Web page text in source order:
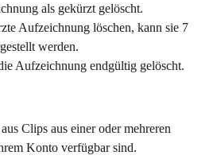
als gekürzt gelöscht.
Aufzeichnung löschen, kann sie 7
werden.
Aufzeichnung endgültig gelöscht.
Clips aus einer oder mehreren
Konto verfügbar sind.